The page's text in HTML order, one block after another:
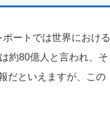
ートでは世界における
約80億人と言われ、そ
だといえますが、この